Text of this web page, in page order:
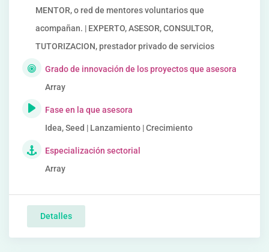
MENTOR, o red de mentores voluntarios que
acompañan. | EXPERTO, ASESOR, CONSULTOR,
TUTORIZACION, prestador privado de servicios
Grado de innovación de los proyectos que asesora
Array
Fase en la que asesora
Idea, Seed | Lanzamiento | Crecimiento
Especialización sectorial
Array
Detalles